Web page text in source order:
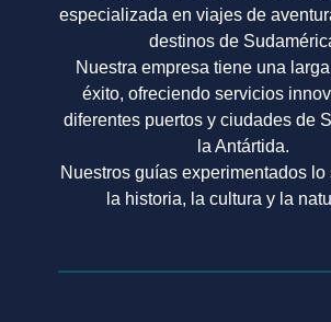
especializada en viajes de
destinos de
Nuestra empresa tiene una
éxito, ofreciendo servicios
diferentes puertos y ciudades de
la Antártida.
Nuestros guías experimentados lo
la historia, la cultura y la